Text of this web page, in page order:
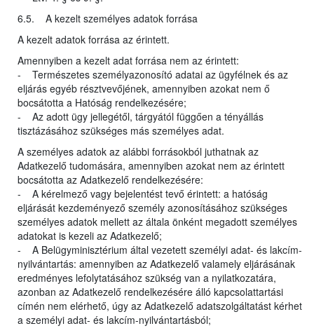
6.5. A kezelt személyes adatok forrása
A kezelt adatok forrása az érintett.
Amennyiben a kezelt adat forrása nem az érintett:
- Természetes személyazonosító adatai az ügyfélnek és az
eljárás egyéb résztvevőjének, amennyiben azokat nem ő
bocsátotta a Hatóság rendelkezésére;
- Az adott ügy jellegétől, tárgyától függően a tényállás
tisztázásához szükséges más személyes adat.
A személyes adatok az alábbi forrásokból juthatnak az
Adatkezelő tudomására, amennyiben azokat nem az érintett
bocsátotta az Adatkezelő rendelkezésére:
- A kérelmező vagy bejelentést tevő érintett: a hatóság
eljárását kezdeményező személy azonosításához szükséges
személyes adatok mellett az általa önként megadott személyes
adatokat is kezeli az Adatkezelő;
- A Belügyminisztérium által vezetett személyi adat- és lakcím-
nyilvántartás: amennyiben az Adatkezelő valamely eljárásának
eredményes lefolytatásához szükség van a nyilatkozatára,
azonban az Adatkezelő rendelkezésére álló kapcsolattartási
címén nem elérhető, úgy az Adatkezelő adatszolgáltatást kérhet
a személyi adat- és lakcím-nyilvántartásból;